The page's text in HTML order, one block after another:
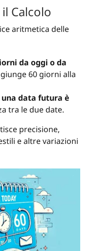
Calcolo
aritmetica delle
da oggi o da
60 giorni alla
data futura è
tra le due date.
precisione,
e altre variazioni